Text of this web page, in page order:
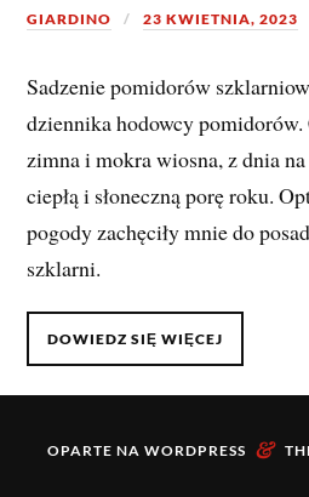
GIARDINO 23 KWIETNIA, 2023
Sadzenie pomidorów
dziennika hodowcy pomidorów.
zimna i mokra wiosna, z dnia
ciepłą i słoneczną porę roku.
pogody zachęciły mnie do
szklarni.
DOWIEDZ SIĘ WIĘCEJ
OPARTE NA WORDPRESS &